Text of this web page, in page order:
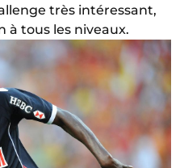
très intéressant,
à tous les niveaux.